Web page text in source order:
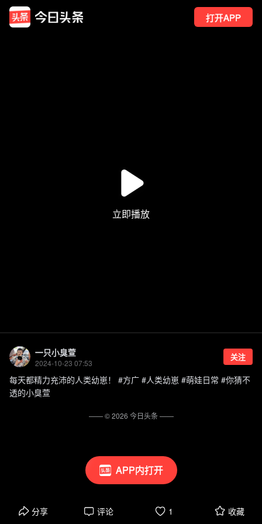
打开APP
APP内打开
一只小臭萱
2024-10-23 07:53
关注
每天都精力充沛的人类幼崽！ #方广 #人类幼崽 #萌娃日常 #你猜不
透的小臭萱
分享 评论 1 收藏
—— ©2026 今日头条——